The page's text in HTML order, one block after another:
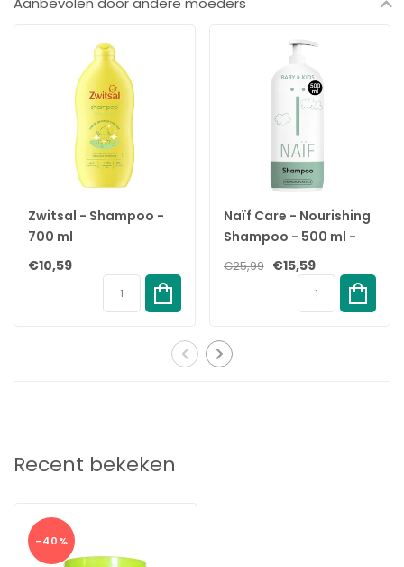
Proteïn & Vitamine Fortified
213 gram
034285564070
Zwitsal - Shampoo -
700 ml
€10,59
Naïf Care - Nourishing
Shampoo - 500 ml -
Met Drukpomp
€25,99 €15,59
Recent bekeken
-40%